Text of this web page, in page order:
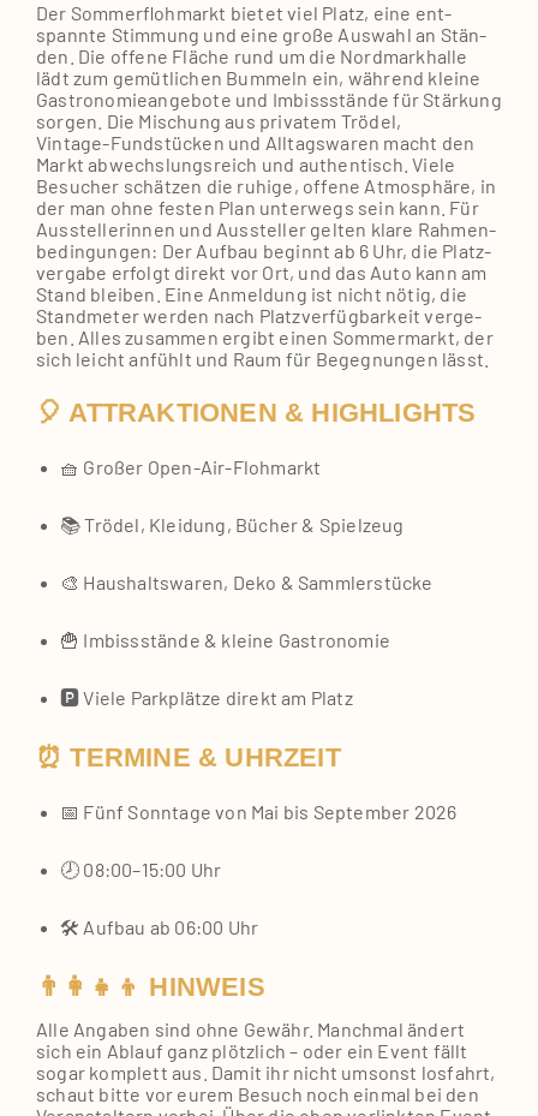
Der Som­mer­floh­markt bie­tet viel Platz, eine ent­
spann­te Stim­mung und eine gro­ße Aus­wahl an Stän­
den. Die offe­ne Flä­che rund um die Nord­mark­hal­le
lädt zum gemüt­li­chen Bum­meln ein, wäh­rend klei­ne
Gas­tro­no­mie­an­ge­bo­te und Imbiss­stän­de für Stär­kung
sor­gen. Die Mischung aus pri­va­tem Trö­del,
Vintage‑Fundstücken und All­tags­wa­ren macht den
Markt abwechs­lungs­reich und authen­tisch. Vie­le
Besu­cher schät­zen die ruhi­ge, offe­ne Atmo­sphä­re, in
der man ohne fes­ten Plan unter­wegs sein kann. Für
Aus­stel­le­rin­nen und Aus­stel­ler gel­ten kla­re Rah­men­
be­din­gun­gen: Der Auf­bau beginnt ab 6 Uhr, die Platz­
ver­ga­be erfolgt direkt vor Ort, und das Auto kann am
Stand blei­ben. Eine Anmel­dung ist nicht nötig, die
Stand­me­ter wer­den nach Platz­ver­füg­bar­keit ver­ge­
ben. Alles zusam­men ergibt einen Som­mer­markt, der
sich leicht anfühlt und Raum für Begeg­nun­gen lässt.
🎈 ATTRAKTIONEN & HIGHLIGHTS
🧺 Gro­ßer Open‑Air‑Flohmarkt
📚 Trö­del, Klei­dung, Bücher & Spiel­zeug
🎨 Haus­halts­wa­ren, Deko & Samm­ler­stü­cke
🍟 Imbiss­stän­de & klei­ne Gas­tro­no­mie
🅿️ Vie­le Park­plät­ze direkt am Platz
⏰ TERMINE & UHRZEIT
📅 Fünf Sonn­ta­ge von Mai bis Sep­tem­ber 2026
🕗 08:00–15:00 Uhr
🛠️ Auf­bau ab 06:00 Uhr
👨‍👩‍👧‍👦 HINWEIS
Alle Anga­ben sind ohne Gewähr. Manch­mal ändert
sich ein Ablauf ganz plötz­lich – oder ein Event fällt
sogar kom­plett aus. Damit ihr nicht umsonst los­fahrt,
schaut bit­te vor eurem Besuch noch ein­mal bei den